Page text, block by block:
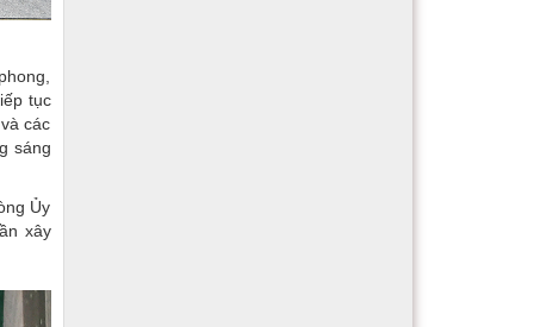
tục
các
sáng
Ủy
xây